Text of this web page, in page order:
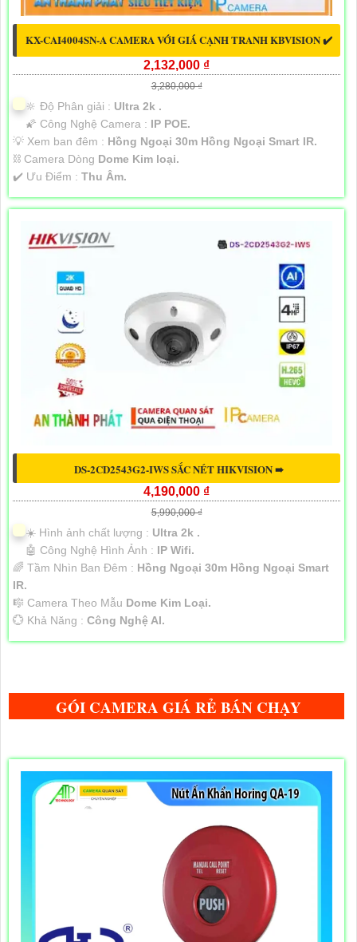
KX-CAI4004SN-A CAMERA VỚI GIÁ CẠNH TRANH KBVISION ✔️
2,132,000 ₫
3,280,000 ₫
🔆 Độ Phân giải : Ultra 2k .
🌠 Công Nghệ Camera : IP POE.
💡 Xem ban đêm : Hồng Ngoại 30m Hồng Ngoại Smart IR.
⛓ Camera Dòng Dome Kim loại.
️✔️ Ưu Điểm : Thu Âm.
DS-2CD2543G2-IWS SẮC NÉT HIKVISION ➠
4,190,000 ₫
5,990,000 ₫
☀️ Hình ảnh chất lượng : Ultra 2k .
🤖️ Công Nghệ Hình Ảnh : IP Wifi.
🌈 Tầm Nhìn Ban Đêm : Hồng Ngoại 30m Hồng Ngoại Smart
IR.
🎼️ Camera Theo Mẫu Dome Kim Loại.
️💮 Khả Năng : Công Nghệ AI.
GÓI CAMERA GIÁ RẺ BÁN CHẠY